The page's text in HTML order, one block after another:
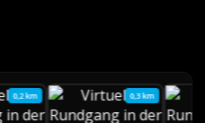
0,2 km 0,3 km